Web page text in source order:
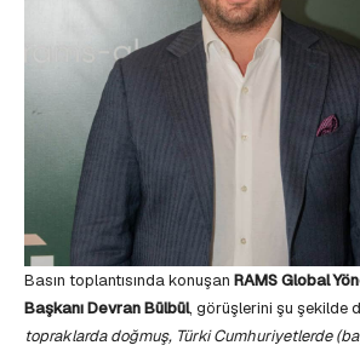
Basın toplantısında konuşan RAMS Global
Başkanı Devran Bülbül, görüşlerini şu şekilde
topraklarda doğmuş, Türki Cumhuriyetlerde